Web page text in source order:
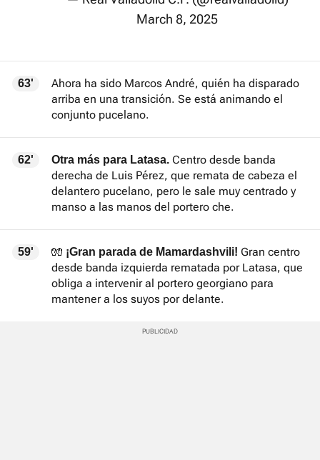
March 8, 2025
63'
Ahora ha sido Marcos André, quién ha disparado
arriba en una transición. Se está animando el
conjunto pucelano.
62' Otra más para Latasa. Centro desde banda
derecha de Luis Pérez, que remata de cabeza el
delantero pucelano, pero le sale muy centrado y
manso a las manos del portero che.
59' 🧤 ¡Gran parada de Mamardashvili! Gran centro
desde banda izquierda rematada por Latasa, que
obliga a intervenir al portero georgiano para
mantener a los suyos por delante.